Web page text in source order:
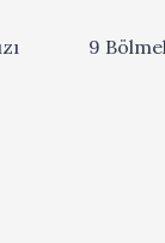
9 Bölmeli